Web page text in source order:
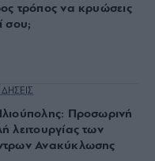
τρόπος να κρυώσεις
σου;
Προσωρινή
λειτουργίας των
Ανακύκλωσης